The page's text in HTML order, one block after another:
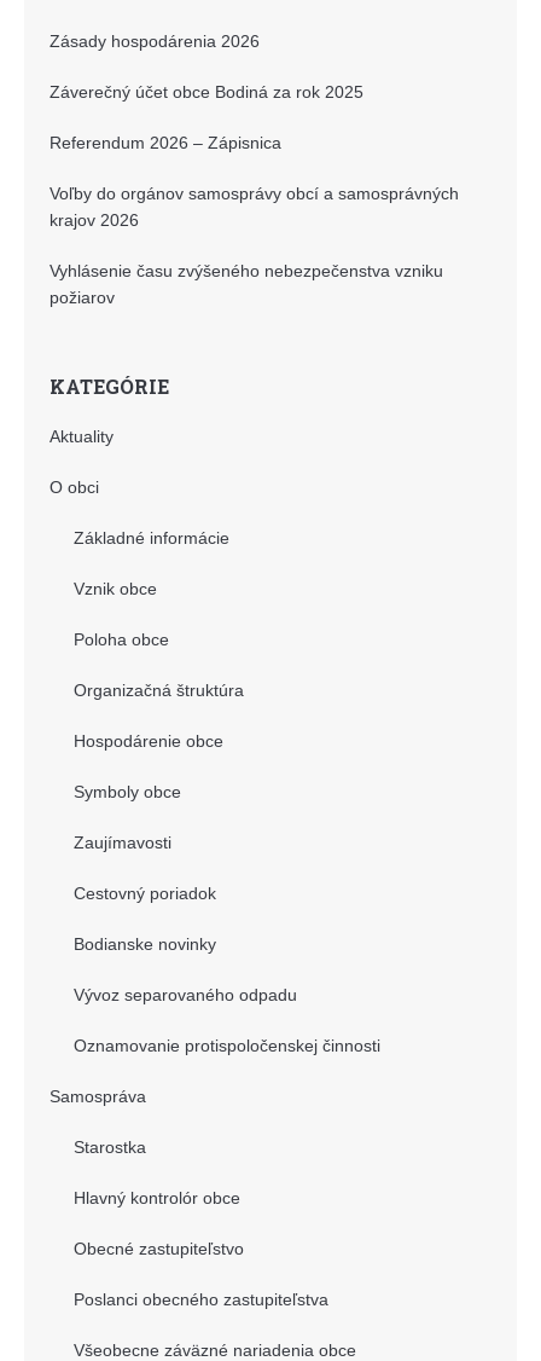
Zásady hospodárenia 2026
Záverečný účet obce Bodiná za rok 2025
Referendum 2026 – Zápisnica
Voľby do orgánov samosprávy obcí a samosprávných
krajov 2026
Vyhlásenie času zvýšeného nebezpečenstva vzniku
požiarov
KATEGÓRIE
Aktuality
O obci
Základné informácie
Vznik obce
Poloha obce
Organizačná štruktúra
Hospodárenie obce
Symboly obce
Zaujímavosti
Cestovný poriadok
Bodianske novinky
Vývoz separovaného odpadu
Oznamovanie protispoločenskej činnosti
Samospráva
Starostka
Hlavný kontrolór obce
Obecné zastupiteľstvo
Poslanci obecného zastupiteľstva
Všeobecne záväzné nariadenia obce